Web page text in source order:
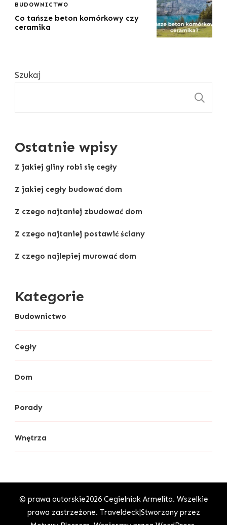
BUDOWNICTWO
Co tańsze beton komórkowy czy
ceramika
Szukaj
Ostatnie wpisy
Z jakiej gliny robi się cegły
Z jakiej cegły budować dom
Z czego najtaniej zbudować dom
Z czego najtaniej postawić ściany
Z czego najlepiej murować dom
Kategorie
Budownictwo
Cegły
Dom
Porady
Wnętrza
© prawa autorskie2026 Cegielniak Armelita. Wszelkie
prawa zastrzeżone. Traveldeck|Stworzony przez